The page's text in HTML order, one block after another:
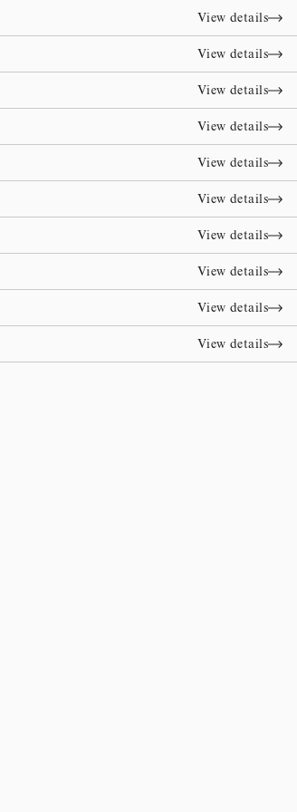
View details
View details
View details
View details
View details
View details
View details
View details
View details
View details